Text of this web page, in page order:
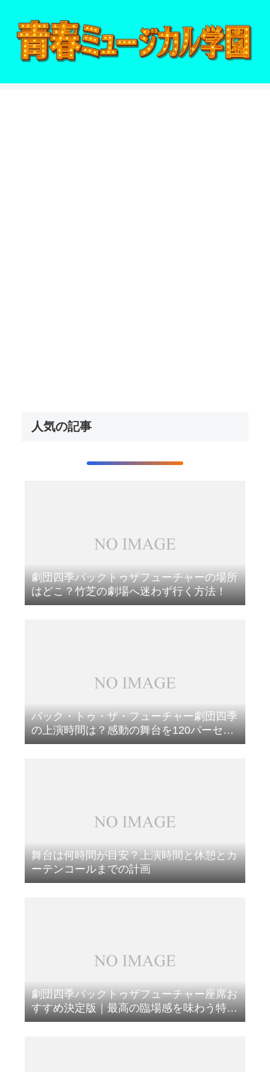
人気の記事
劇団四季バックトゥザフューチャーの場所
はどこ？竹芝の劇場へ迷わず行く方法！
バック・トゥ・ザ・フューチャー劇団四季
の上演時間は？感動の舞台を120パーセン
ト楽しむ方法を教えます！
舞台は何時間が目安？上演時間と休憩とカ
ーテンコールまでの計画
劇団四季バックトゥザフューチャー座席お
すすめ決定版｜最高の臨場感を味わう特等
席を徹底比較しましょう！